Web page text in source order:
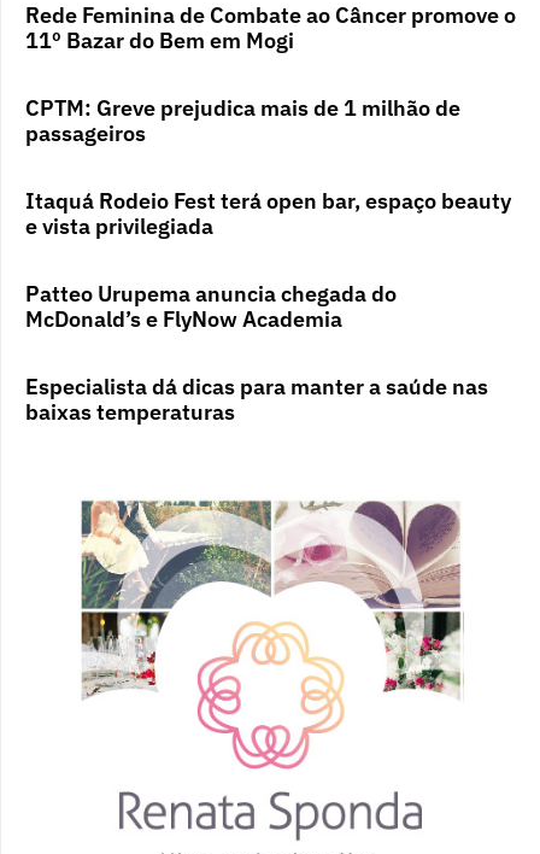
Rede Feminina de Combate ao Câncer promove o
11º Bazar do Bem em Mogi
CPTM: Greve prejudica mais de 1 milhão de
passageiros
Itaquá Rodeio Fest terá open bar, espaço beauty
e vista privilegiada
Patteo Urupema anuncia chegada do
McDonald’s e FlyNow Academia
Especialista dá dicas para manter a saúde nas
baixas temperaturas